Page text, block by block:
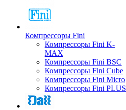
Компрессоры Fini
Компрессоры Fini K-
MAX
Компрессоры Fini BSC
Компрессоры Fini Cube
Компрессоры Fini Micro
Компрессоры Fini PLUS